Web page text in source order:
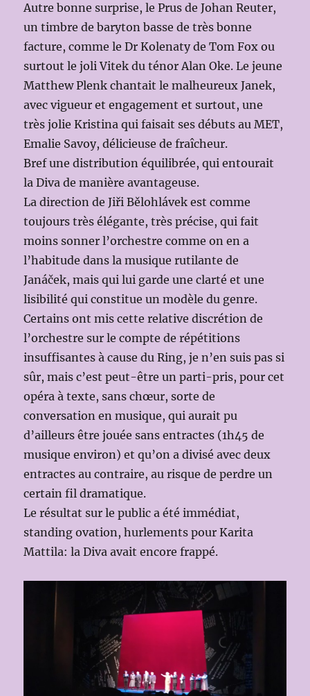
Autre bonne surprise, le Prus de Johan Reuter,
un timbre de baryton basse de très bonne
facture, comme le Dr Kolenaty de Tom Fox ou
surtout le joli Vitek du ténor Alan Oke. Le jeune
Matthew Plenk chantait le malheureux Janek,
avec vigueur et engagement et surtout, une
très jolie Kristina qui faisait ses débuts au MET,
Emalie Savoy, délicieuse de fraîcheur.
Bref une distribution équilibrée, qui entourait
la Diva de manière avantageuse.
La direction de Jiři Bělohlávek est comme
toujours très élégante, très précise, qui fait
moins sonner l’orchestre comme on en a
l’habitude dans la musique rutilante de
Janáček, mais qui lui garde une clarté et une
lisibilité qui constitue un modèle du genre.
Certains ont mis cette relative discrétion de
l’orchestre sur le compte de répétitions
insuffisantes à cause du Ring, je n’en suis pas si
sûr, mais c’est peut-être un parti-pris, pour cet
opéra à texte, sans chœur, sorte de
conversation en musique, qui aurait pu
d’ailleurs être jouée sans entractes (1h45 de
musique environ) et qu’on a divisé avec deux
entractes au contraire, au risque de perdre un
certain fil dramatique.
Le résultat sur le public a été immédiat,
standing ovation, hurlements pour Karita
Mattila: la Diva avait encore frappé.